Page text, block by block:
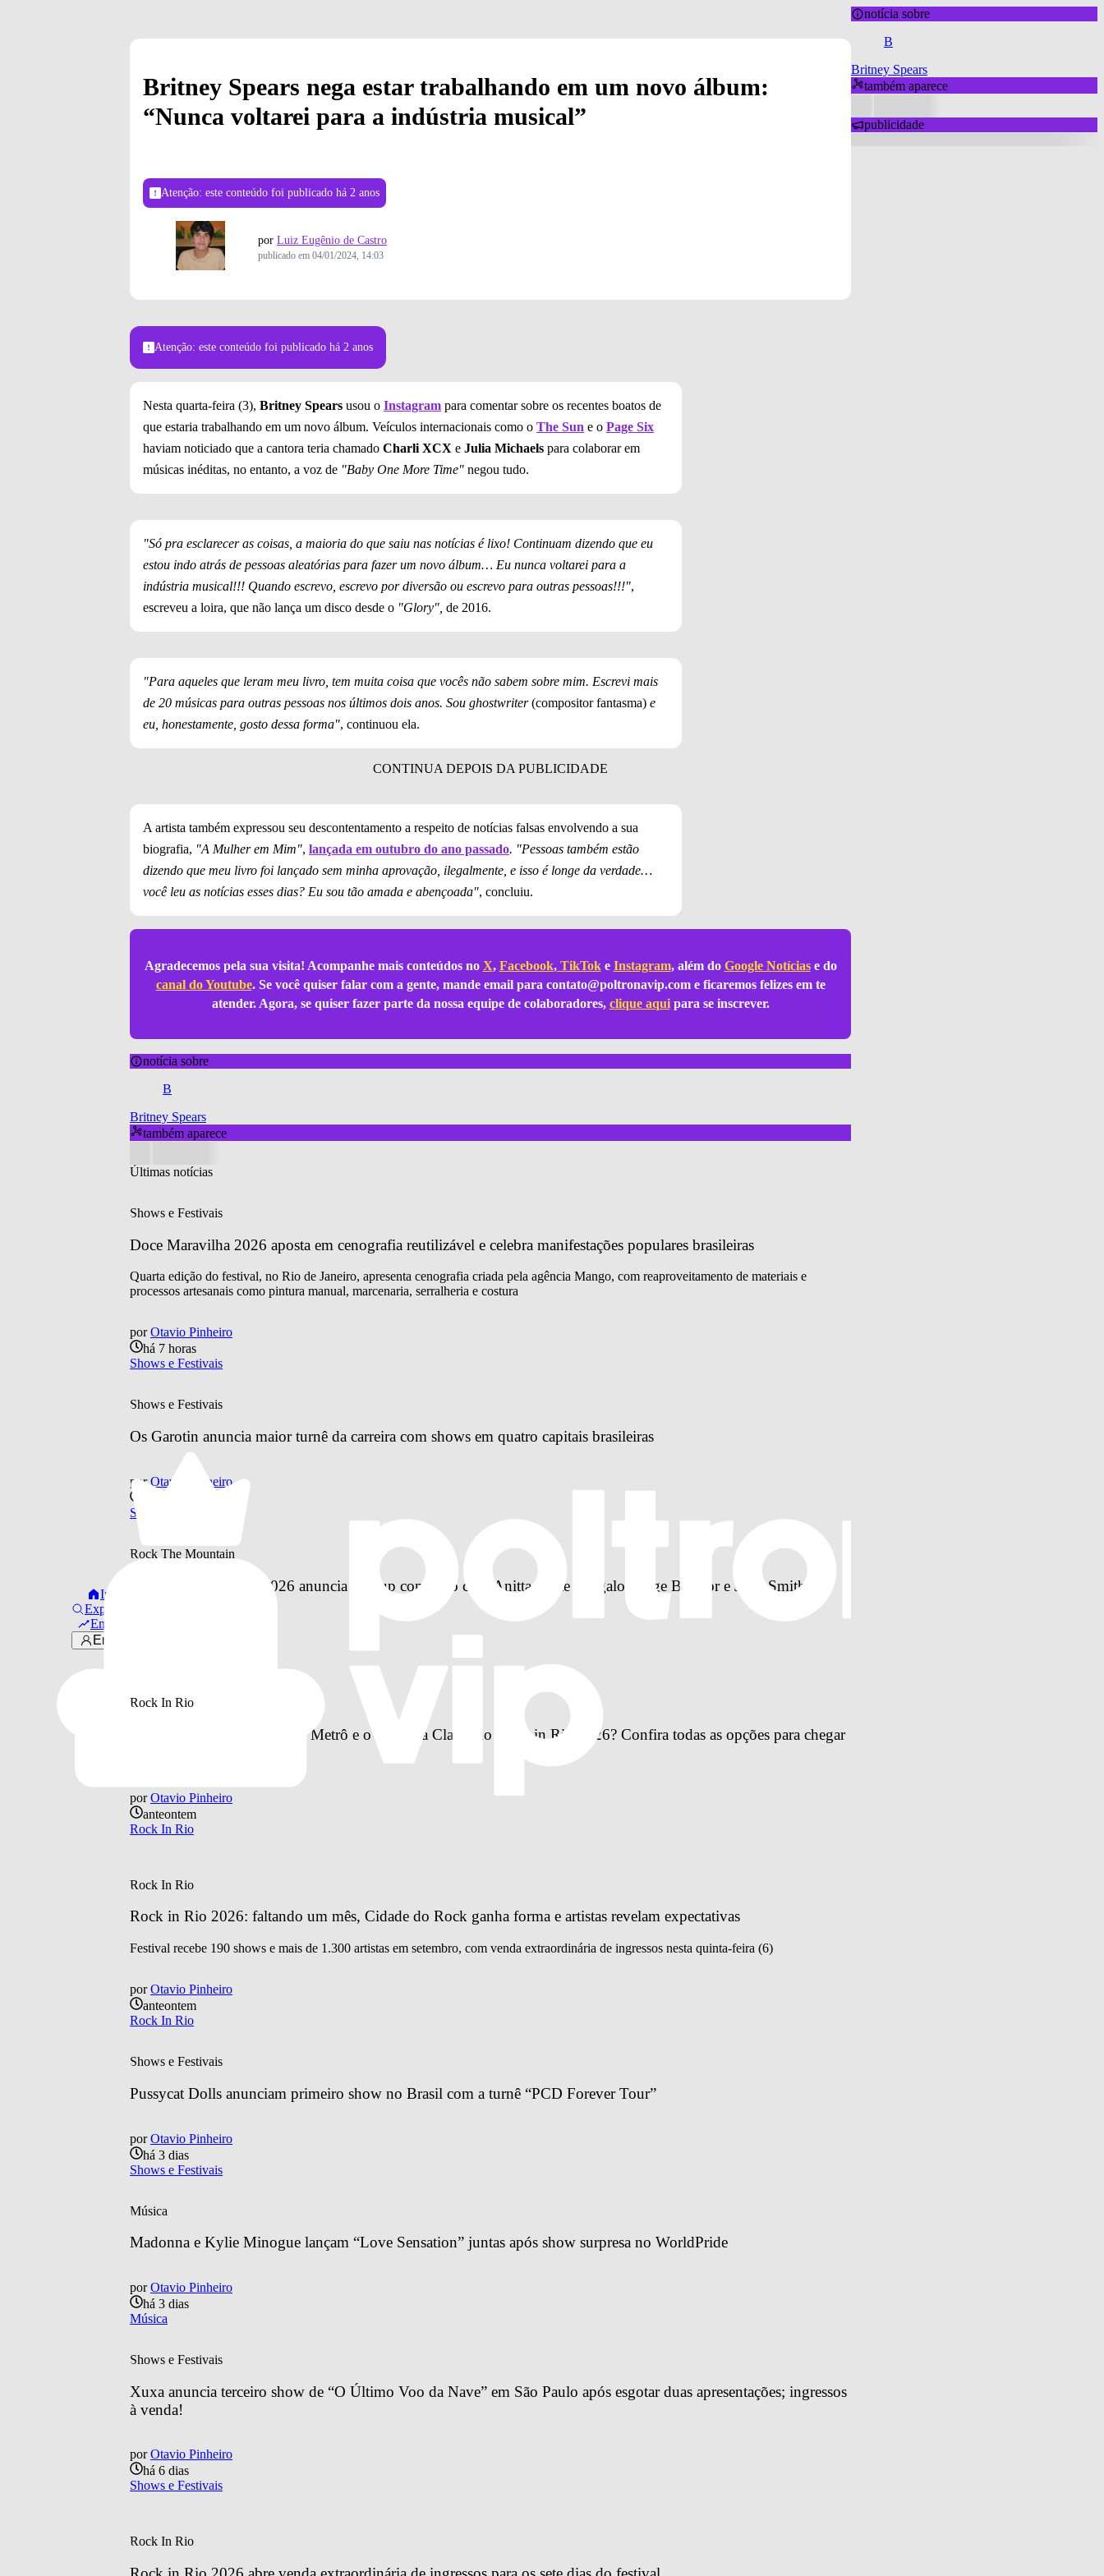
Início
Explorar
Em alta
Entrar
Britney Spears nega estar trabalhando em um novo álbum:
“Nunca voltarei para a indústria musical”
Atenção: este conteúdo foi publicado há 2 anos
por Luiz Eugênio de Castro
publicado em 04/01/2024, 14:03
Atenção: este conteúdo foi publicado há 2 anos
Nesta quarta-feira (3), Britney Spears usou o Instagram para comentar sobre os recentes boatos de
que estaria trabalhando em um novo álbum. Veículos internacionais como o The Sun e o Page Six
haviam noticiado que a cantora teria chamado Charli XCX e Julia Michaels para colaborar em
músicas inéditas, no entanto, a voz de "Baby One More Time" negou tudo.
"Só pra esclarecer as coisas, a maioria do que saiu nas notícias é lixo! Continuam dizendo que eu
estou indo atrás de pessoas aleatórias para fazer um novo álbum… Eu nunca voltarei para a
indústria musical!!! Quando escrevo, escrevo por diversão ou escrevo para outras pessoas!!!",
escreveu a loira, que não lança um disco desde o "Glory", de 2016.
"Para aqueles que leram meu livro, tem muita coisa que vocês não sabem sobre mim. Escrevi mais
de 20 músicas para outras pessoas nos últimos dois anos. Sou ghostwriter(compositor fantasma) e
eu, honestamente, gosto dessa forma", continuou ela.
A artista também expressou seu descontentamento a respeito de notícias falsas envolvendo a sua
biografia, "A Mulher em Mim", lançada em outubro do ano passado. "Pessoas também estão
dizendo que meu livro foi lançado sem minha aprovação, ilegalmente, e isso é longe da verdade…
você leu as notícias esses dias? Eu sou tão amada e abençoada", concluiu.
Agradecemos pela sua visita! Acompanhe mais conteúdos no X, Facebook,TikToke Instagram, além do Google Notíciase do
canal do Youtube. Se você quiser falar com a gente, mande email para contato@poltronavip.come ficaremos felizes em te
atender. Agora, se quiser fazer parte da nossa equipe de colaboradores, clique aquipara se inscrever.
notícia sobre
B
Britney Spears
também aparece
Últimas notícias
Shows e Festivais
Doce Maravilha 2026 aposta em cenografia reutilizável e celebra manifestações populares brasileiras
Quarta edição do festival, no Rio de Janeiro, apresenta cenografia criada pela agência Mango, com reaproveitamento de materiais e
processos artesanais como pintura manual, marcenaria, serralheria e costura
por Otavio Pinheiro
há 7 horas
Shows e Festivais
Shows e Festivais
Os Garotin anuncia maior turnê da carreira com shows em quatro capitais brasileiras
por Otavio Pinheiro
Shows e Festivais
Rock The Mountain
Rock The Mountain 2026 anuncia line-up completo com Anitta, Ivete Sangalo, Jorge Ben Jor e Jorja Smith
Rock In Rio
Como vai funcionar o BRT, Metrô e o Primeira Classe no Rock in Rio 2026? Confira todas as opções para chegar
por Otavio Pinheiro
anteontem
Rock In Rio
Rock In Rio
Rock in Rio 2026: faltando um mês, Cidade do Rock ganha forma e artistas revelam expectativas
Festival recebe 190 shows e mais de 1.300 artistas em setembro, com venda extraordinária de ingressos nesta quinta-feira (6)
por Otavio Pinheiro
anteontem
Rock In Rio
Shows e Festivais
Pussycat Dolls anunciam primeiro show no Brasil com a turnê “PCD Forever Tour”
por Otavio Pinheiro
há 3 dias
Shows e Festivais
Música
Madonna e Kylie Minogue lançam “Love Sensation” juntas após show surpresa no WorldPride
por Otavio Pinheiro
há 3 dias
Música
Shows e Festivais
Xuxa anuncia terceiro show de “O Último Voo da Nave” em São Paulo após esgotar duas apresentações; ingressos
à venda!
por Otavio Pinheiro
há 6 dias
Shows e Festivais
Rock In Rio
notícia sobre
B
Britney Spears
também aparece
publicidade